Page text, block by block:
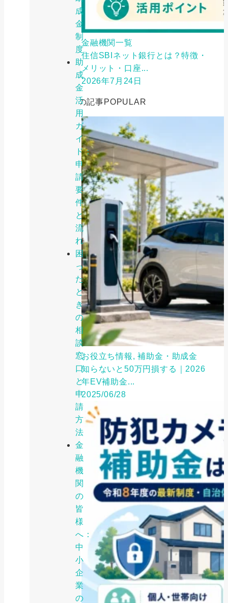
成
金
制
度
助
成
金
活
用
ガ
イ
ド：
申
請
要
件
と
流
れ
困
っ
た
と
き
の
相
談
窓
口
と
申
請
方
法
金
融
機
関
の
皆
様
へ：
中
小
企
業
の
金融機関一覧
住信SBIネット銀行とは？特徴・
メリット・口座...
2026年7月24日
人気の記事POPULAR
お役立ち情報, 補助金・助成金
知らないと50万円損する｜2026
年EV補助金...
2025/06/28